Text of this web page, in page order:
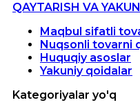
QAYTARISH VA
Maqbul sifatli
Nuqsonli tovarni
Huquqiy asoslar
Yakuniy qoidalar
Kategoriyalar yo'q